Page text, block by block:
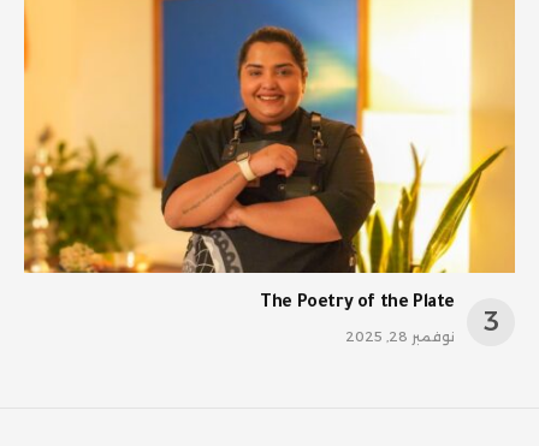
The Poetry of the Plate
نوفمبر 28, 2025